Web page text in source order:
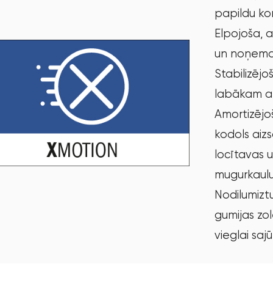
papildu
Elpojoša,
un
labākam
kodols
locītavas
gumijas
vieglai